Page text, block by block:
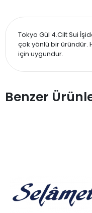
Tokyo Gül 4.Cilt Sui
çok yönlü bir üründür.
için uygundur.
Benzer